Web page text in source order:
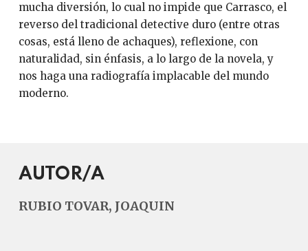
mucha diversión, lo cual no impide que Carrasco, el
reverso del tradicional detective duro (entre otras
cosas, está lleno de achaques), reflexione, con
naturalidad, sin énfasis, a lo largo de la novela, y
nos haga una radiografía implacable del mundo
moderno.
AUTOR/A
RUBIO TOVAR, JOAQUIN